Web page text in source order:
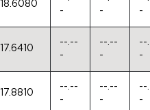
18.6080
-
-
-
17.6410
--.--
-
--.--
-
--
-
17.8810
--.--
-
--.--
-
--
-